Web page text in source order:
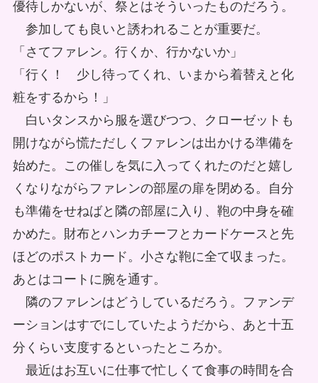
優待しかないが、祭とはそういったものだろう。
参加しても良いと誘われることが重要だ。
「さてファレン。行くか、行かないか」
「行く！ 少し待ってくれ、いまから着替えと化
粧をするから！」
白いタンスから服を選びつつ、クローゼットも
開けながら慌ただしくファレンは出かける準備を
始めた。この催しを気に入ってくれたのだと嬉し
くなりながらファレンの部屋の扉を閉める。自分
も準備をせねばと隣の部屋に入り、鞄の中身を確
かめた。財布とハンカチーフとカードケースと先
ほどのポストカード。小さな鞄に全て収まった。
あとはコートに腕を通す。
隣のファレンはどうしているだろう。ファンデ
ーションはすでにしていたようだから、あと十五
分くらい支度するといったところか。
最近はお互いに仕事で忙しくて食事の時間を合